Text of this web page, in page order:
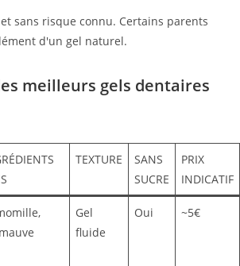
sans risque connu. Certains parents
d'un gel naturel.
meilleurs gels dentaires
TEXTURE
SANS
SUCRE
PRIX
INDICATIF
Gel
fluide
Oui ~5€